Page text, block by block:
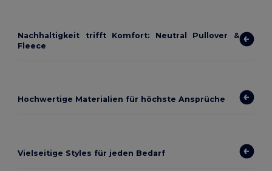
Nachhaltigkeit trifft Komfort: Neutral Pullover &
Fleece
Hochwertige Materialien für höchste Ansprüche
Vielseitige Styles für jeden Bedarf